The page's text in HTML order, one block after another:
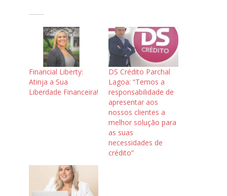
Financial Liberty:
Atinja a Sua
Liberdade Financeira!
DS Crédito Parchal
Lagoa: “Temos a
responsabilidade de
apresentar aos
nossos clientes a
melhor solução para
as suas
necessidades de
crédito”